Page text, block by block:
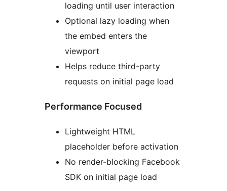
loading until user interaction
Optional lazy loading when
the embed enters the
viewport
Helps reduce third-party
requests on initial page load
Performance Focused
Lightweight HTML
placeholder before activation
No render-blocking Facebook
SDK on initial page load